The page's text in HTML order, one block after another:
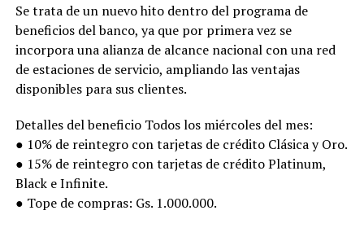
Se trata de un nuevo hito dentro del programa de
beneficios del banco, ya que por primera vez se
incorpora una alianza de alcance nacional con una red
de estaciones de servicio, ampliando las ventajas
disponibles para sus clientes.
Detalles del beneficio Todos los miércoles del mes:
● 10% de reintegro con tarjetas de crédito Clásica y Oro.
● 15% de reintegro con tarjetas de crédito Platinum,
Black e Infinite.
● Tope de compras: Gs. 1.000.000.